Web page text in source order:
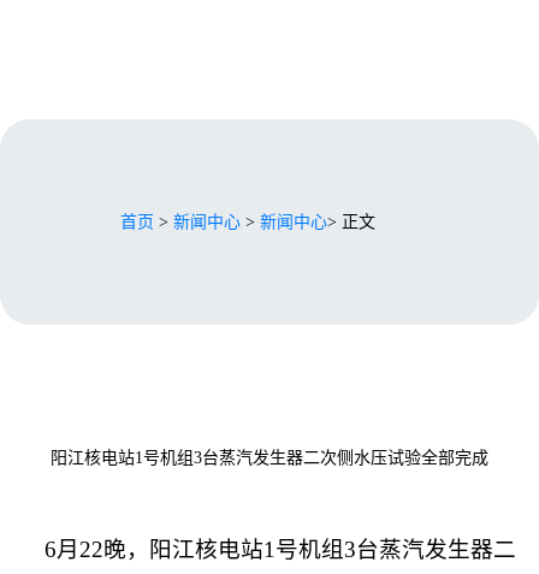
首页 > 新闻中心 > 新闻中心> 正文
阳江核电站1号机组3台蒸汽发生器二次侧水压试验全部完成
6月 22晚，阳江核电站1 号机组 3台蒸汽发生器二